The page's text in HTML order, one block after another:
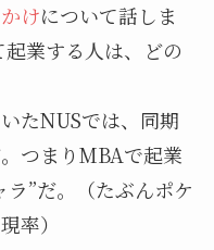
けについて話しま
業する人は、どの
いたNUSでは、同期
つまりMBAで起業
”だ。（たぶんポケ
率）